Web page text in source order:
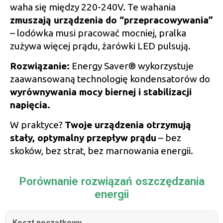
waha się między 220-240V. Te wahania
zmuszają urządzenia do “przepracowywania”
– lodówka musi pracować mocniej, pralka
zużywa więcej prądu, żarówki LED pulsują.
Rozwiązanie: Energy Saver® wykorzystuje
zaawansowaną technologię kondensatorów do
wyrównywania mocy biernej i stabilizacji
napięcia.
W praktyce? Twoje urządzenia otrzymują
stały, optymalny przepływ prądu – bez
skoków, bez strat, bez marnowania energii.
Porównanie rozwiązań oszczędzania
energii